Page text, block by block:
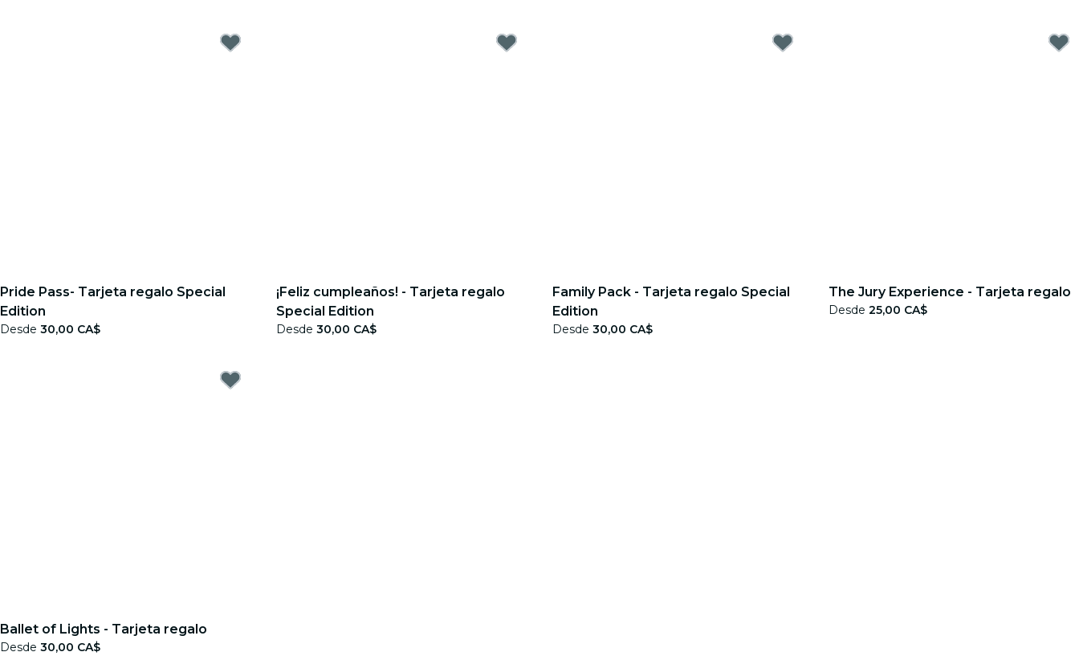
Pride Pass- Tarjeta regalo Special
Edition
Desde 30,00 CA$
¡Feliz cumpleaños! - Tarjeta regalo
Special Edition
Desde 30,00 CA$
Family Pack - Tarjeta regalo Special
Edition
Desde 30,00 CA$
The Jury Experience - Tarjeta regalo
Desde 25,00 CA$
Ballet of Lights - Tarjeta regalo
Desde 30,00 CA$